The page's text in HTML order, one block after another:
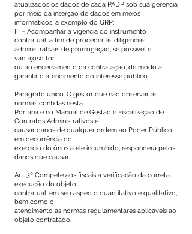
atualizados os dados de cada PADP sob sua gerência
por meio da inserção de dados em meios
informáticos, a exemplo do GRP;
III – Acompanhar a vigência do instrumento
contratual, a fim de proceder às diligências
administrativas de prorrogação, se possível e
vantajoso for,
ou ao encerramento da contratação, de modo a
garantir o atendimento do interesse público.
Parágrafo único. O gestor que não observar as
normas contidas nesta
Portaria e no Manual de Gestão e Fiscalização de
Contratos Administrativos e
causar danos de qualquer ordem ao Poder Público
em decorrência do
exercício do ônus a ele incumbido, responderá pelos
danos que causar.
Art. 3º Compete aos fiscais a verificação da correta
execução do objeto
contratual, em seu aspecto quantitativo e qualitativo,
bem como o
atendimento às normas regulamentares aplicáveis ao
objeto contratado.